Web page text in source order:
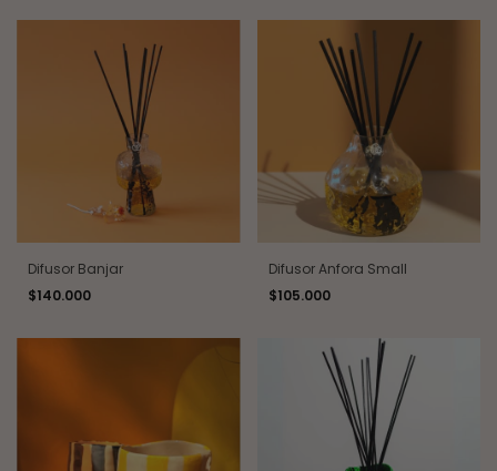
Difusor Banjar
$140.000
Difusor Anfora Small
$105.000